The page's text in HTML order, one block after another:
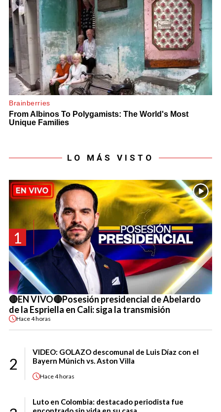
LO MÁS VISTO
1
🔴EN VIVO🔴Posesión presidencial de Abelardo
de la Espriella en Cali: siga la transmisión
Hace4 horas
2
VIDEO: GOLAZO descomunal de Luis Díaz con el
Bayern Múnich vs. Aston Villa
Hace4 horas
Luto en Colombia: destacado periodista fue